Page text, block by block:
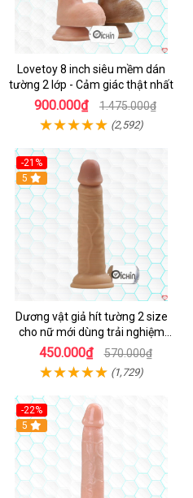
Lovetoy 8 inch siêu mềm dán
tường 2 lớp - Cảm giác thật nhất
900.000₫ 1.475.000₫
(2,592)
-21%
Hot
5
Dương vật giả hít tường 2 size
cho nữ mới dùng trải nghiệm
thật
450.000₫ 570.000₫
(1,729)
-22%
Hot
5